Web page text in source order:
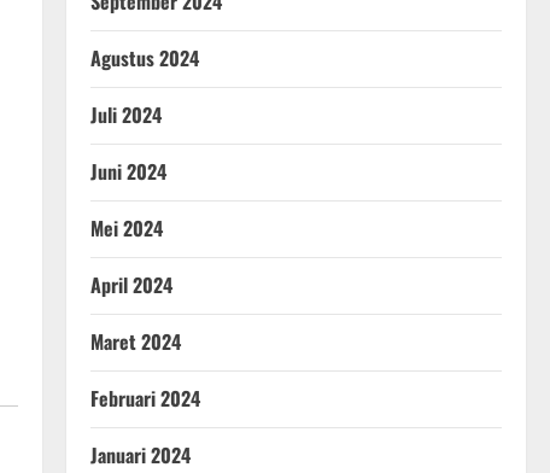
Agustus 2024
Juli 2024
Juni 2024
Mei 2024
April 2024
Maret 2024
Februari 2024
Januari 2024